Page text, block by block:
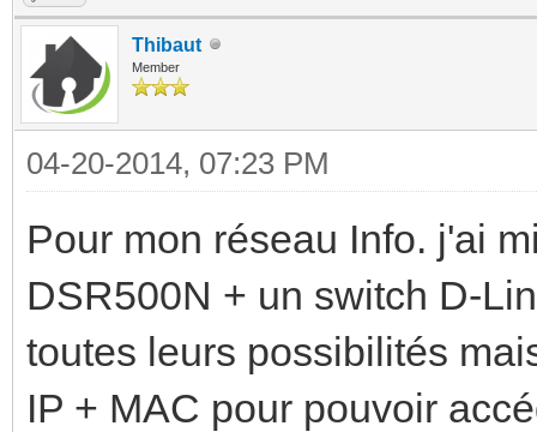
Thibaut
Member
04-20-2014, 07:23 PM
Pour mon réseau Info. j'ai
DSR500N + un switch D-
toutes leurs possibilités
IP + MAC pour pouvoir